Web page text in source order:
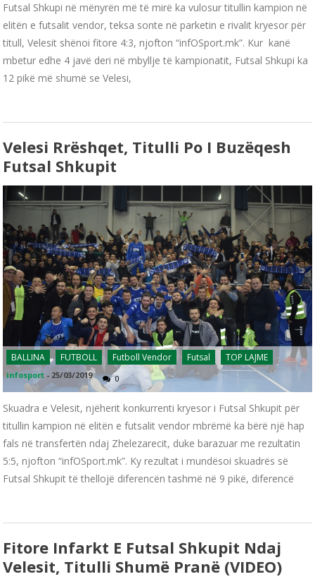
Futsal Shkupi në mënyrën më të mirë ka vulosur titullin kampion në
elitën e futsalit vendor, teksa sonte në parketin e rivalit kryesor për
titull, Velesit shënoi fitore 4:3, njofton “infOSport.mk”. Kur kanë
mbetur edhe 4 javë deri në mbyllje të kampionatit, Futsal Shkupi ka
12 pikë më shumë se Velesi,
Velesi Rrëshqet, Titulli Po I Buzëqesh
Futsal Shkupit
BALLINA FUTBOLL Futboll Vendor Futsal TOP LAJME
infosport - 25/03/2019 0
Skuadra e Velesit, njëherit konkurrenti kryesor i Futsal Shkupit për
titullin kampion në elitën e futsalit vendor mbrëmë ka bërë një hap
fals në transfertën ndaj Zhelezarecit, duke barazuar me rezultatin
5:5, njofton “infOSport.mk”. Ky rezultat i mundësoi skuadrës së
Futsal Shkupit të thellojë diferencën tashmë në 9 pikë, diferencë
Fitore Infarkt E Futsal Shkupit Ndaj
Velesit, Titulli Shumë Pranë (VIDEO)